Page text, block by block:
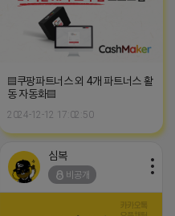
▤쿠팡파트너스 외 4개 파트너스 활
동 자동화▤
2024-12-12 17:02:50
심복
비공개